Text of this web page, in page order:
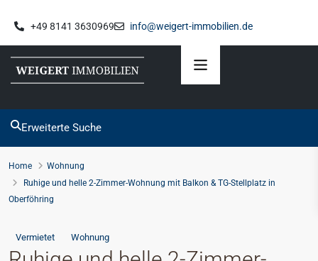
+49 8141 3630969 info@weigert-immobilien.de
Erweiterte Suche
Home
Wohnung
Ruhige und helle 2-Zimmer-Wohnung mit Balkon & TG-Stellplatz in
Oberföhring
Vermietet Wohnung